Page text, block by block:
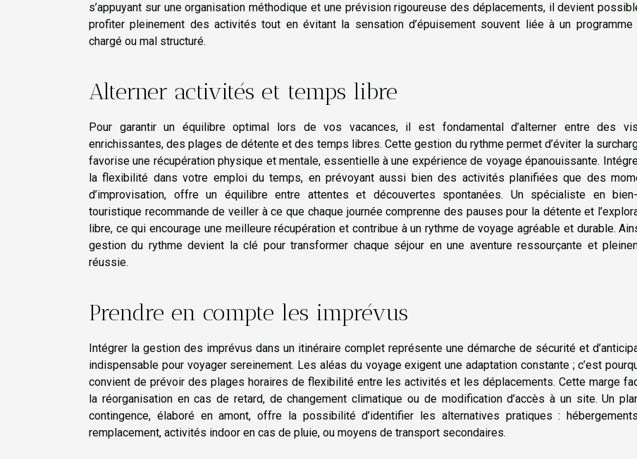
s’appuyant sur une organisation méthodique et une prévision rigoureuse des déplacements, il devient
profiter pleinement des activités tout en évitant la sensation d’épuisement souvent liée à un programme
chargé ou mal structuré.
Alterner activités et temps libre
Pour garantir un équilibre optimal lors de vos vacances, il est fondamental d’alterner entre des
enrichissantes, des plages de détente et des temps libres. Cette gestion du rythme permet d’éviter la
favorise une récupération physique et mentale, essentielle à une expérience de voyage épanouissante.
la flexibilité dans votre emploi du temps, en prévoyant aussi bien des activités planifiées que des
d’improvisation, offre un équilibre entre attentes et découvertes spontanées. Un spécialiste en
touristique recommande de veiller à ce que chaque journée comprenne des pauses pour la détente et
libre, ce qui encourage une meilleure récupération et contribue à un rythme de voyage agréable et durable.
gestion du rythme devient la clé pour transformer chaque séjour en une aventure ressourçante et
réussie.
Prendre en compte les imprévus
Intégrer la gestion des imprévus dans un itinéraire complet représente une démarche de sécurité et
indispensable pour voyager sereinement. Les aléas du voyage exigent une adaptation constante ; c’est
convient de prévoir des plages horaires de flexibilité entre les activités et les déplacements. Cette marge
la réorganisation en cas de retard, de changement climatique ou de modification d’accès à un site. Un
contingence, élaboré en amont, offre la possibilité d’identifier les alternatives pratiques :
remplacement, activités indoor en cas de pluie, ou moyens de transport secondaires.